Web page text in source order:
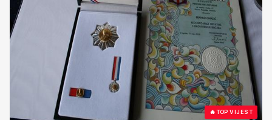
🔥TOP VIJEST